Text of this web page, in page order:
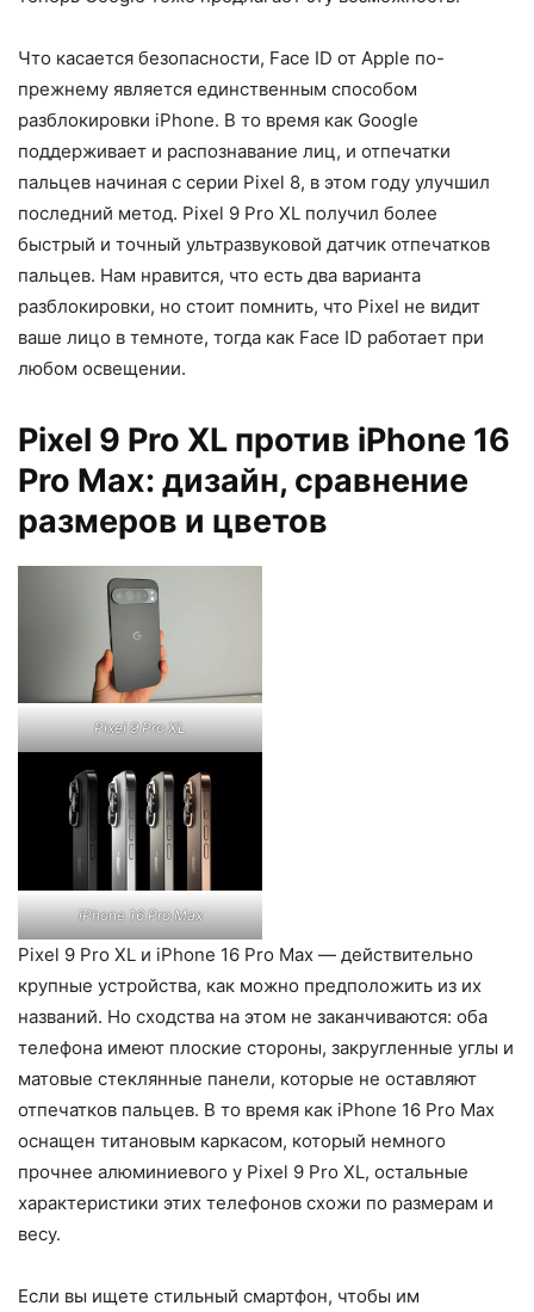
Что касается безопасности, Face ID от Apple по-
прежнему является единственным способом
разблокировки iPhone. В то время как Google
поддерживает и распознавание лиц, и отпечатки
пальцев начиная с серии Pixel 8, в этом году улучшил
последний метод. Pixel 9 Pro XL получил более
быстрый и точный ультразвуковой датчик отпечатков
пальцев. Нам нравится, что есть два варианта
разблокировки, но стоит помнить, что Pixel не видит
ваше лицо в темноте, тогда как Face ID работает при
любом освещении.
Pixel 9 Pro XL против iPhone 16
Pro Max: дизайн, сравнение
размеров и цветов
Pixel 9 Pro XL
iPhone 16 Pro Max
Pixel 9 Pro XL и iPhone 16 Pro Max — действительно
крупные устройства, как можно предположить из их
названий. Но сходства на этом не заканчиваются: оба
телефона имеют плоские стороны, закругленные углы и
матовые стеклянные панели, которые не оставляют
отпечатков пальцев. В то время как iPhone 16 Pro Max
оснащен титановым каркасом, который немного
прочнее алюминиевого у Pixel 9 Pro XL, остальные
характеристики этих телефонов схожи по размерам и
весу.
Если вы ищете стильный смартфон, чтобы им